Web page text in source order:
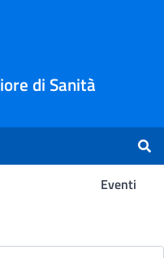
di Sanità
Eventi
-